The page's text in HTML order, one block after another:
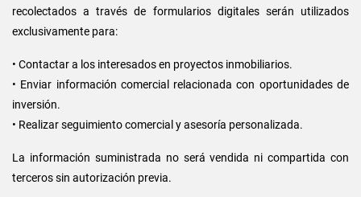
recolectados a través de formularios digitales serán utilizados
exclusivamente para:
• Contactar a los interesados en proyectos inmobiliarios.
• Enviar información comercial relacionada con oportunidades de
inversión.
• Realizar seguimiento comercial y asesoría personalizada.
La información suministrada no será vendida ni compartida con
terceros sin autorización previa.